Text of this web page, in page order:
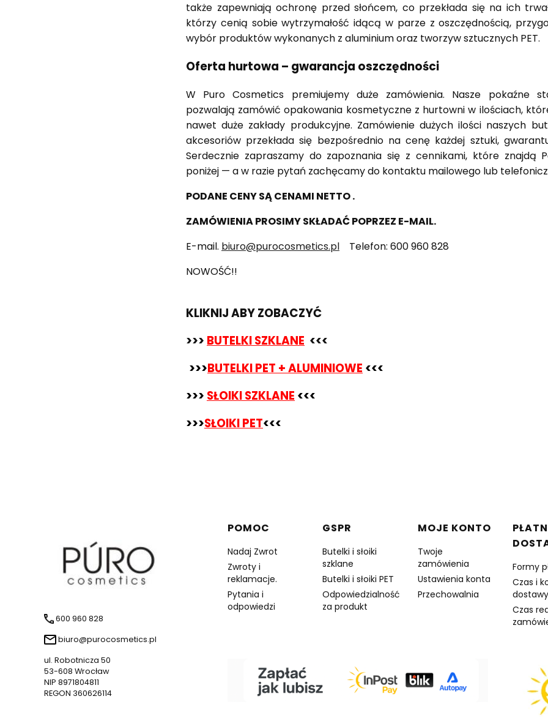
także zapewniają ochronę przed słońcem, co przekłada się na ich
którzy cenią sobie wytrzymałość idącą w parze z oszczędnością,
wybór produktów wykonanych z aluminium oraz tworzyw sztucznych PET.
Oferta hurtowa – gwarancja oszczędności
W Puro Cosmetics premiujemy duże zamówienia. Nasze pokaźne
pozwalają zamówić opakowania kosmetyczne z hurtowni w ilościach,
nawet duże zakłady produkcyjne. Zamówienie dużych ilości naszych
akcesoriów przekłada się bezpośrednio na cenę każdej sztuki,
Serdecznie zapraszamy do zapoznania się z cennikami, które znajdą
poniżej — a w razie pytań zachęcamy do kontaktu mailowego lub
PODANE CENY SĄ CENAMI NETTO .
ZAMÓWIENIA PROSIMY SKŁADAĆ POPRZEZ E-MAIL.
E-mail. biuro@purocosmetics.pl Telefon: 600 960 828
NOWOŚĆ!!
KLIKNIJ ABY ZOBACZYĆ
>>> BUTELKI SZKLANE <<<
>>>BUTELKI PET + ALUMINIOWE <<<
>>> SŁOIKI SZKLANE <<<
>>>SŁOIKI PET<<<
600 960 828
biuro@purocosmetics.pl
ul. Robotnicza 50
53-608 Wrocław
NIP 8971804811
REGON 360626114
Linki w stopce
POMOC
Nadaj Zwrot
Zwroty i
reklamacje.
Pytania i
odpowiedzi
GSPR
Butelki i słoiki
szklane
Butelki i słoiki PET
Odpowiedzialność
za produkt
MOJE KONTO
Twoje
zamówienia
Ustawienia konta
Przechowalnia
Formy
Czas i
dostawy
Czas